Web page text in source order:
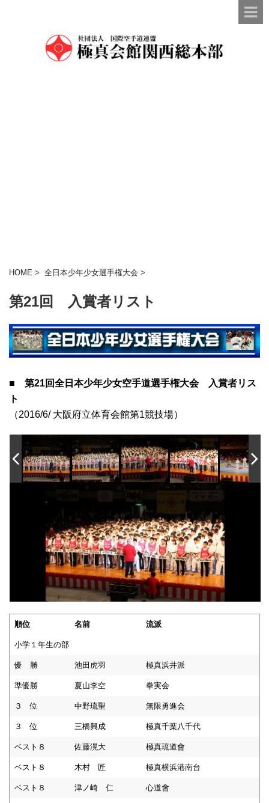
HOME > 全日本少年少女選手権大会 >
第21回 入賞者リスト
■ 第21回全日本少年少女空手道選手権大会 入賞者リス
ト
（2016/6/ 大阪府立体育会館第1競技場）
順位 名前 流派
小学１年生の部
優 勝 池田虎羽 極真浜井派
準優勝 夏山李空 拳実会
３ 位 中野琉聖 無限勇進会
３ 位 三橋興成 極真千葉八千代
ベスト８ 佐藤滉大 極真琉道會
ベスト８ 木村 匠 極真横浜港南台
ベスト８ 津ノ崎 仁 心道會